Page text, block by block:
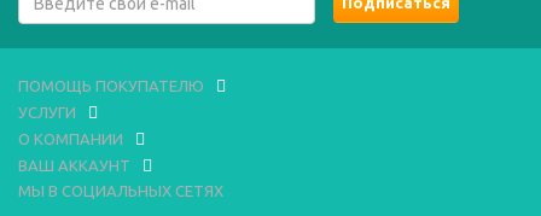
ПОМОЩЬ ПОКУПАТЕЛЮ
УСЛУГИ
О КОМПАНИИ
ВАШ АККАУНТ
МЫ В СОЦИАЛЬНЫХ СЕТЯХ